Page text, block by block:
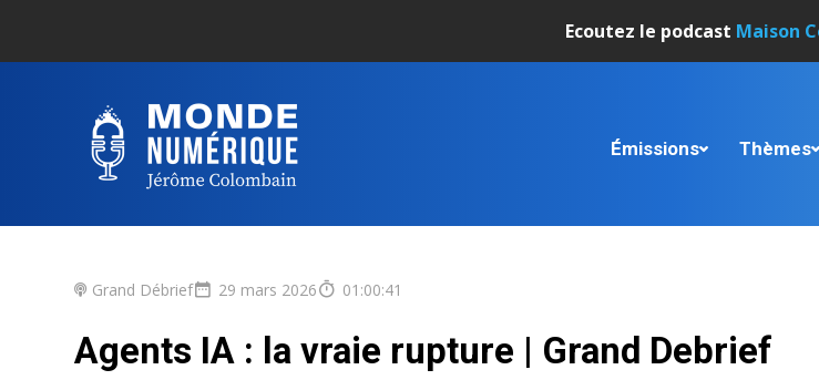
Ecoutez le podcast Maison
Émissions Thèmes
Grand Débrief 29 mars 2026 01:00:41
Agents IA : la vraie rupture | Grand Debrief